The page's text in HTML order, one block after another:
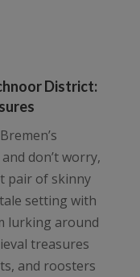
District:
don’t worry,
pair of skinny
setting with
lurking around
treasures
and roosters